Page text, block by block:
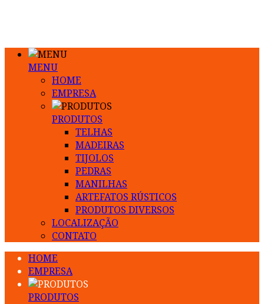
MENU
HOME
EMPRESA
PRODUTOS
TELHAS
MADEIRAS
TIJOLOS
PEDRAS
MANILHAS
ARTEFATOS RÚSTICOS
PRODUTOS DIVERSOS
LOCALIZAÇÃO
CONTATO
HOME
EMPRESA
PRODUTOS